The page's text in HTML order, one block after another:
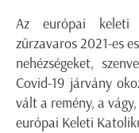
Az európai keleti
zűrzavaros 2021-es
nehézségeket,
Covid-19 járvány
vált a remény, a
európai Keleti